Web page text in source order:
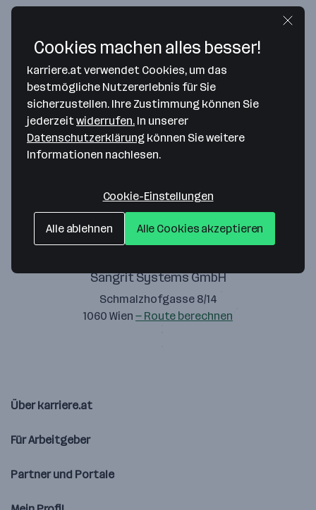
Bitte stimme unseren Cookie-
Richtlinien zu, um diese Karte
anzuzeigen.
Sangrit Systems GmbH
Schmalzhofgasse 8/14
1060 Wien — Route berechnen
Über karriere.at
Für Arbeitgeber
Partner und Portale
Cookies machen alles besser!
karriere.at verwendet Cookies, um das
bestmögliche Nutzererlebnis für Sie
sicherzustellen. Ihre Zustimmung können Sie
jederzeitwiderrufen. In unserer
Datenschutzerklärung können Sie weitere
Informationen nachlesen.
Cookie-Einstellungen
Alle ablehnen Alle Cookies akzeptieren